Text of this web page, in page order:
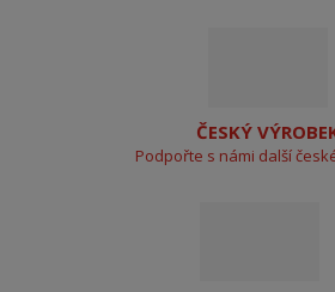
ČESKÝ
Podpořte s námi další